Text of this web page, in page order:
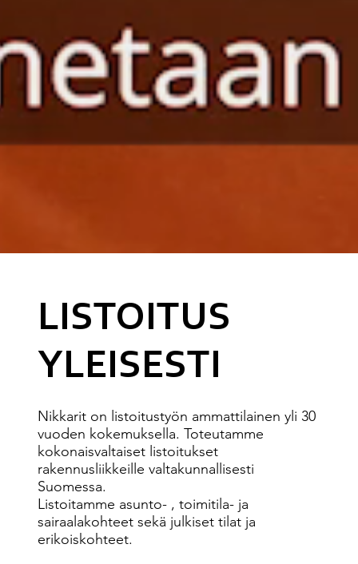
LISTOITUS
YLEISESTI
Nikkarit on listoitustyön ammattilainen yli 30
vuoden kokemuksella. Toteutamme
kokonaisvaltaiset listoitukset
rakennusliikkeille valtakunnallisesti
Suomessa.
Listoitamme asunto- , toimitila- ja
sairaalakohteet sekä julkiset tilat ja
erikoiskohteet.